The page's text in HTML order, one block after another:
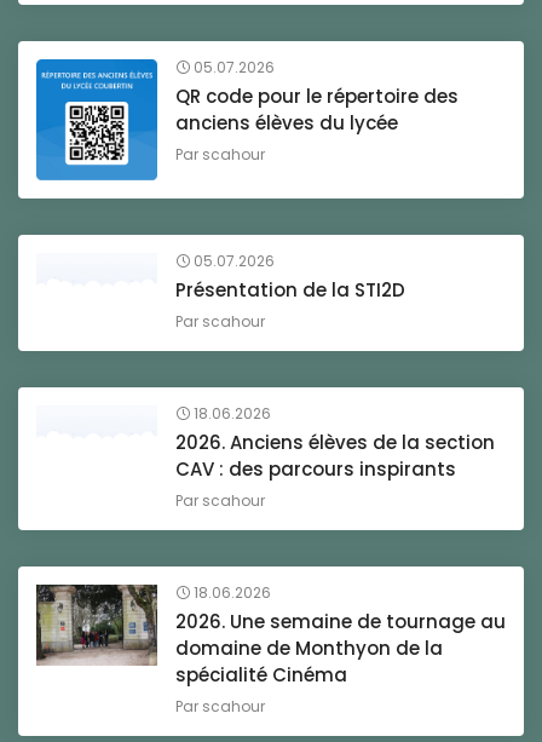
05.07.2026
QR code pour le répertoire des
anciens élèves du lycée
Par scahour
05.07.2026
Présentation de la STI2D
Par scahour
18.06.2026
2026. Anciens élèves de la section
CAV : des parcours inspirants
Par scahour
18.06.2026
2026. Une semaine de tournage au
domaine de Monthyon de la
spécialité Cinéma
Par scahour